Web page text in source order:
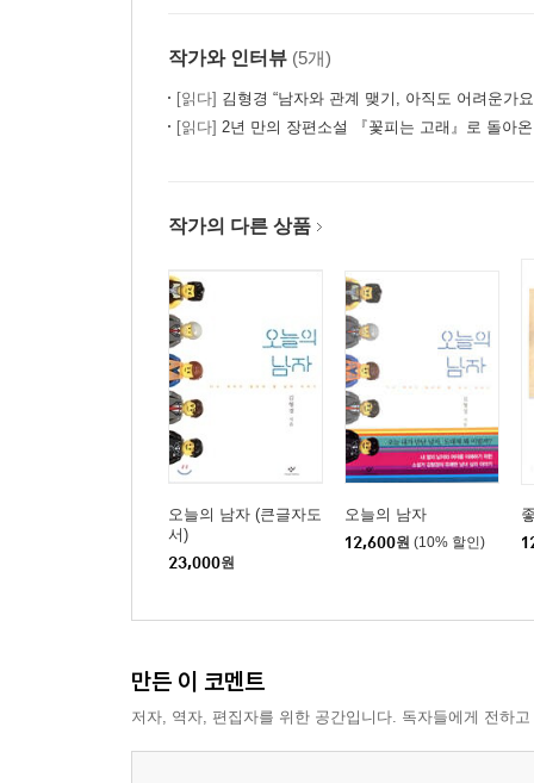
작가와 인터뷰 (5개)
[읽다] 김형경 “남자와 관계 맺기, 아직도 어려운가요
[읽다] 2년 만의 장편소설 『꽃피는 고래』로 돌아
작가의 다른 상품
오늘의 남자 (큰글자도
서)
23,000원
오늘의 남자
12,600원 (10% 할인)
만든 이 코멘트
저자, 역자, 편집자를 위한 공간입니다. 독자들에게 전하